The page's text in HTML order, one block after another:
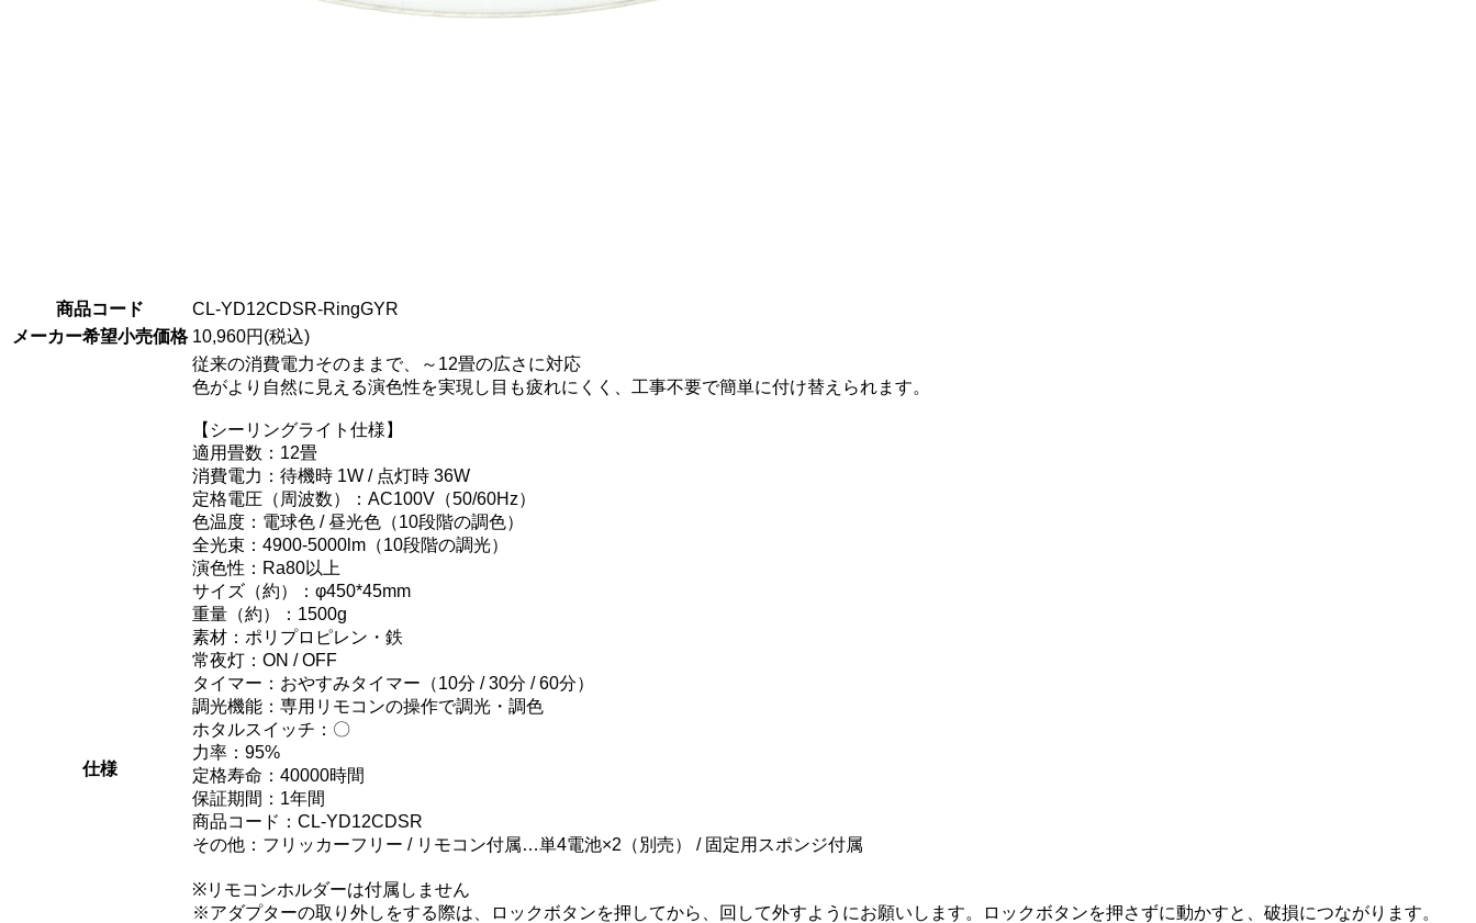
商品コード
CL-YD12CDSR-RingGYR
メーカー希望小売価格 10,960円(税込)
仕様
従来の消費電力そのままで、～12畳の広さに対応
色がより自然に見える演色性を実現し目も疲れにくく、工事不要で簡単に付け替えられます。
【シーリングライト仕様】
適用畳数：12畳
消費電力：待機時 1W / 点灯時 36W
定格電圧（周波数）：AC100V（50/60Hz）
色温度：電球色 / 昼光色（10段階の調色）
全光束：4900-5000lm（10段階の調光）
演色性：Ra80以上
サイズ（約）：φ450*45mm
重量（約）：1500g
素材：ポリプロピレン・鉄
常夜灯：ON / OFF
タイマー：おやすみタイマー（10分 / 30分 / 60分）
調光機能：専用リモコンの操作で調光・調色
ホタルスイッチ：〇
力率：95%
定格寿命：40000時間
保証期間：1年間
商品コード：CL-YD12CDSR
その他：フリッカーフリー / リモコン付属…単4電池×2（別売） / 固定用スポンジ付属
※リモコンホルダーは付属しません
※アダプターの取り外しをする際は、ロックボタンを押してから、回して外すようにお願いします。ロックボタンを押さずに動かすと、破損につながります。